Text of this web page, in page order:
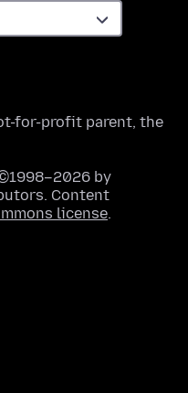
for-profit parent, the
by
Content
license.